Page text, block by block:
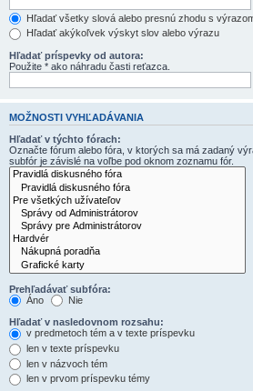
Hľadať všetky slová alebo presnú zhodu s
Hľadať akýkoľvek výskyt slov alebo výrazu
Hľadať príspevky od autora:
Použite * ako náhradu časti reťazca.
MOŽNOSTI VYHĽADÁVANIA
Hľadať v týchto fórach:
Označte fórum alebo fóra, v ktorých sa má zadaný
subfór je závislé na voľbe pod oknom zoznamu fór.
Prehľadávať subfóra:
Áno
Nie
Hľadať v nasledovnom rozsahu:
v predmetoch tém a v texte príspevku
len v texte príspevku
len v názvoch tém
len v prvom príspevku témy